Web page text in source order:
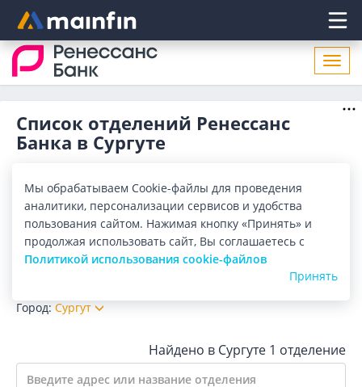
Главное меню
Список отделений Ренессанс
Банка в Сургуте
адресов, поиск ближайшего отделения Ренессанс Банка в
Сургуте по адресу, названию. Часы работы, телефоны,
контактные данные.
Показать весь
Отделения
Банкоматы
Список
Город: Сургут
Найдено в Сургуте 1 отделение
Мы обрабатываем Cookie-файлы для проведения
аналитики, персонализации сервисов и удобства
пользования сайтом. Нажимая кнопку «Принять» и
продолжая использовать сайт, Вы соглашаетесь с
Политикой использования cookie-файлов
Принять